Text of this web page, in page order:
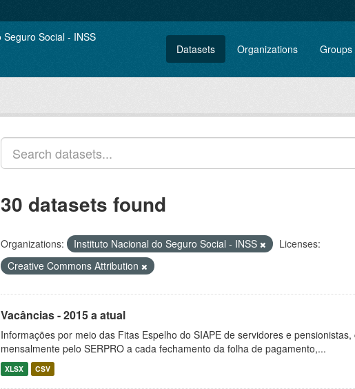
Datasets Organizations Groups
30 datasets found
Organizations: Instituto Nacional do Seguro Social - INSS
Licenses:
Creative Commons Attribution
Vacâncias - 2015 a atual
Informações por meio das Fitas Espelho do SIAPE de servidores e
mensalmente pelo SERPRO a cada fechamento da folha de pagamento,...
XLSX CSV